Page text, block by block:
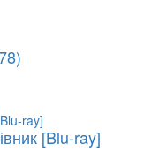
[Blu-ray]